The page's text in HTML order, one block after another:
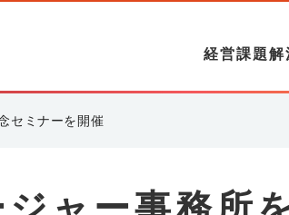
経営課題
セミナーを開催